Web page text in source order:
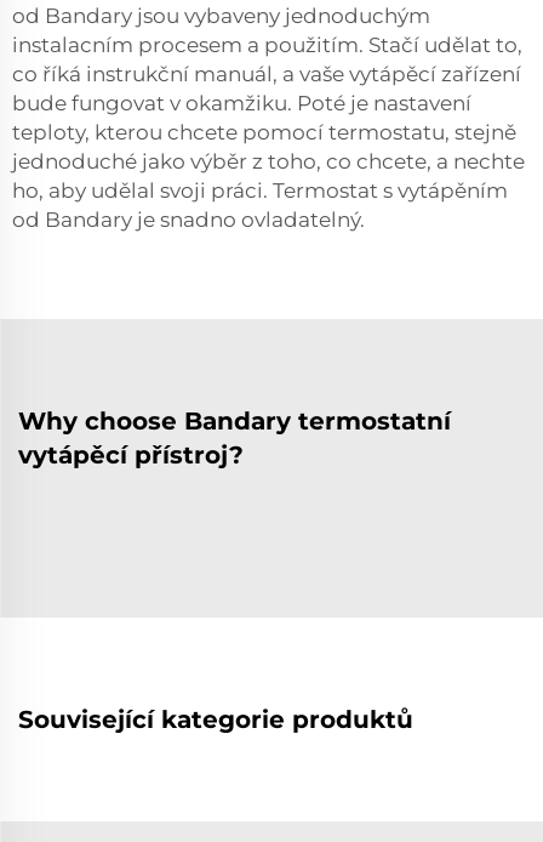
od Bandary jsou vybaveny jednoduchým
instalacním procesem a použitím. Stačí udělat to,
co říká instrukční manuál, a vaše vytápěcí zařízení
bude fungovat v okamžiku. Poté je nastavení
teploty, kterou chcete pomocí termostatu, stejně
jednoduché jako výběr z toho, co chcete, a nechte
ho, aby udělal svoji práci. Termostat s vytápěním
od Bandary je snadno ovladatelný.
Why choose Bandary termostatní
vytápěcí přístroj?
Související kategorie produktů